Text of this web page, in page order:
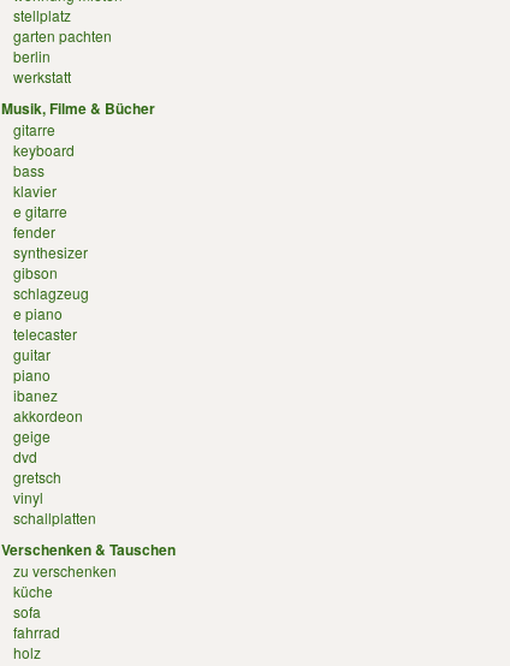
stellplatz
garten pachten
berlin
werkstatt
Musik, Filme & Bücher
gitarre
keyboard
bass
klavier
e gitarre
fender
synthesizer
gibson
schlagzeug
e piano
telecaster
guitar
piano
ibanez
akkordeon
geige
dvd
gretsch
vinyl
schallplatten
Verschenken & Tauschen
zu verschenken
küche
sofa
fahrrad
holz